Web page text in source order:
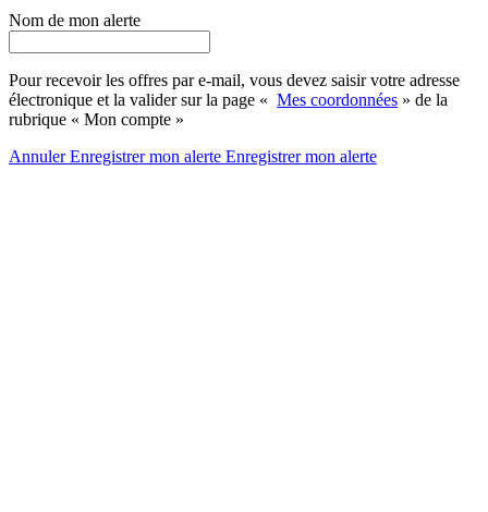
Nom de mon alerte
Pour recevoir les offres par e-mail, vous devez saisir votre adresse
électronique et la valider sur la page « Mes coordonnées » de la
rubrique « Mon compte »
AnnulerEnregistrer mon alerte Enregistrermon alerte